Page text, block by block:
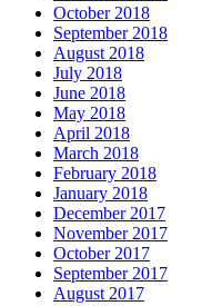
October 2018
September 2018
August 2018
July 2018
June 2018
May 2018
April 2018
March 2018
February 2018
January 2018
December 2017
November 2017
October 2017
September 2017
August 2017